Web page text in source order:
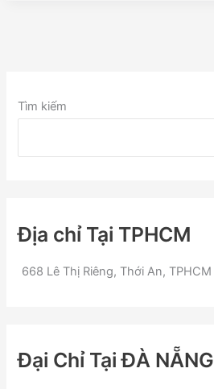
Tìm kiếm
Địa chỉ Tại TPHCM
668 Lê Thị Riêng, Thới An, TPHCM
Đại Chỉ Tại ĐÀ NẴNG